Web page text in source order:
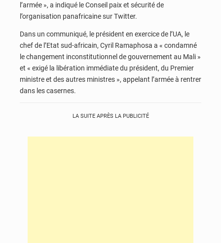
l’armée », a indiqué le Conseil paix et sécurité de
l’organisation panafricaine sur Twitter.
Dans un communiqué, le président en exercice de l’UA, le
chef de l’Etat sud-africain, Cyril Ramaphosa a « condamné
le changement inconstitutionnel de gouvernement au Mali »
et « exigé la libération immédiate du président, du Premier
ministre et des autres ministres », appelant l’armée à rentrer
dans les casernes.
LA SUITE APRÈS LA PUBLICITÉ